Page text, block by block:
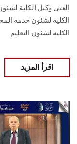
الغني وكيل الكلية
الكلية لشئون خدمة
الكلية لشئون التعليم
اقرأ المزيد